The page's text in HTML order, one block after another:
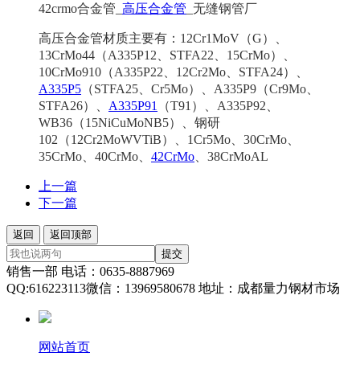
42crmo合金管_ 高压合金管 _无缝钢管厂
高压合金管材质主要有：12Cr1MoV（G）、
13CrMo44（A335P12、STFA22、15CrMo）、
10CrMo910（A335P22、12Cr2Mo、STFA24）、
A335P5 （STFA25、Cr5Mo）、A335P9（Cr9Mo、
STFA26）、 A335P91
（T91）、A335P92、
WB36（15NiCuMoNB5）、钢研
102（12Cr2MoWVTiB）、1Cr5Mo、30CrMo、
35CrMo、40CrMo、 42CrMo 、38CrMoAL
上一篇
下一篇
返回
返回顶部
提交
销售一部 电话：0635-8887969
QQ:616223113微信：13969580678 地址：成都量力钢材市场
网站首页